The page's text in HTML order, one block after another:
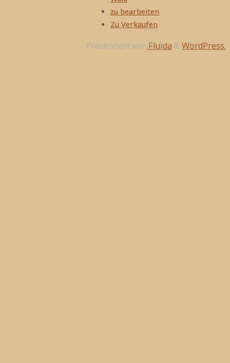
zu bearbeiten
Zu Verkaufen
Präsentiert von Fluida &WordPress.